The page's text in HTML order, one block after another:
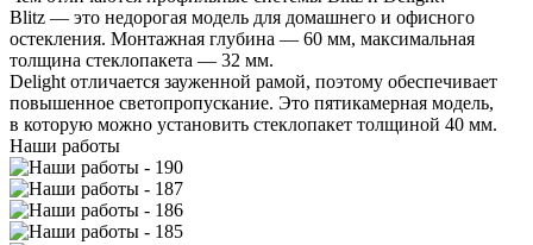
Blitz — это недорогая модель для домашнего и офисного
остекления. Монтажная глубина — 60 мм, максимальная
толщина стеклопакета — 32 мм.
Delight отличается зауженной рамой, поэтому обеспечивает
повышенное светопропускание. Это пятикамерная модель,
в которую можно установить стеклопакет толщиной 40 мм.
Наши работы